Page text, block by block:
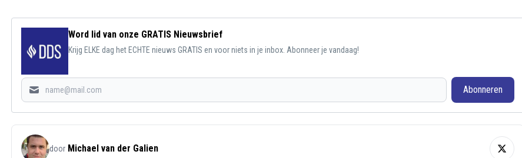
Word lid van onze GRATIS Nieuwsbrief
Krijg ELKE dag het ECHTE nieuws GRATIS en voor niets in je inbox. Abonneer je vandaag!
Abonneren
door Michael van der Galien